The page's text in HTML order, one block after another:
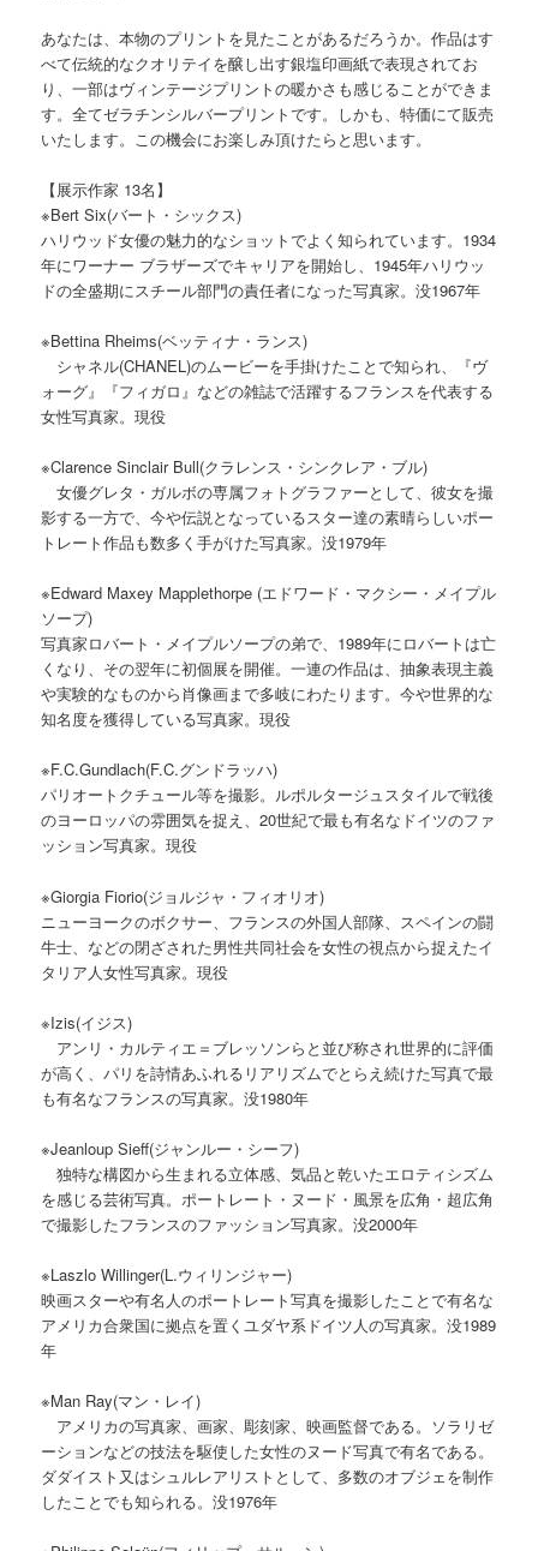
あなたは、本物のプリントを見たことがあるだろうか。作品はす
べて伝統的なクオリテイを醸し出す銀塩印画紙で表現されてお
り、一部はヴィンテージプリントの暖かさも感じることができま
す。全てゼラチンシルバープリントです。しかも、特価にて販売
いたします。この機会にお楽しみ頂けたらと思います。
【展示作家 13名】
※Bert Six(バート・シックス)
ハリウッド女優の魅力的なショットでよく知られています。1934
年にワーナー ブラザーズでキャリアを開始し、1945年ハリウッ
ドの全盛期にスチール部門の責任者になった写真家。没1967年
※Bettina Rheims(ベッティナ・ランス)
シャネル(CHANEL)のムービーを手掛けたことで知られ、『ヴ
ォーグ』『フィガロ』などの雑誌で活躍するフランスを代表する
女性写真家。現役
※Clarence Sinclair Bull(クラレンス・シンクレア・ブル)
女優グレタ・ガルボの専属フォトグラファーとして、彼女を撮
影する一方で、今や伝説となっているスター達の素晴らしいポー
トレート作品も数多く手がけた写真家。没1979年
※Edward Maxey Mapplethorpe (エドワード・マクシー・メイプル
ソープ)
写真家ロバート・メイプルソープの弟で、1989年にロバートは亡
くなり、その翌年に初個展を開催。一連の作品は、抽象表現主義
や実験的なものから肖像画まで多岐にわたります。今や世界的な
知名度を獲得している写真家。現役
※F.C.Gundlach(F.C.グンドラッハ)
パリオートクチュール等を撮影。ルポルタージュスタイルで戦後
のヨーロッパの雰囲気を捉え、20世紀で最も有名なドイツのファ
ッション写真家。現役
※Giorgia Fiorio(ジョルジャ・フィオリオ)
ニューヨークのボクサー、フランスの外国人部隊、スペインの闘
牛士、などの閉ざされた男性共同社会を女性の視点から捉えたイ
タリア人女性写真家。現役
※Izis(イジス)
アンリ・カルティエ＝ブレッソンらと並び称され世界的に評価
が高く、パリを詩情あふれるリアリズムでとらえ続けた写真で最
も有名なフランスの写真家。没1980年
※Jeanloup Sieff(ジャンルー・シーフ)
独特な構図から生まれる立体感、気品と乾いたエロティシズム
を感じる芸術写真。ポートレート・ヌード・風景を広角・超広角
で撮影したフランスのファッション写真家。没2000年
※Laszlo Willinger(L.ウィリンジャー)
映画スターや有名人のポートレート写真を撮影したことで有名な
アメリカ合衆国に拠点を置くユダヤ系ドイツ人の写真家。没1989
年
※Man Ray(マン・レイ)
アメリカの写真家、画家、彫刻家、映画監督である。ソラリゼ
ーションなどの技法を駆使した女性のヌード写真で有名である。
ダダイスト又はシュルレアリストとして、多数のオブジェを制作
したことでも知られる。没1976年